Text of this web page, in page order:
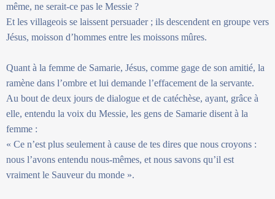
même, ne serait-ce pas le Messie ?
Et les villageois se laissent persuader ; ils descendent en groupe vers
Jésus, moisson d’hommes entre les moissons mûres.
Quant à la femme de Samarie, Jésus, comme gage de son amitié, la
ramène dans l’ombre et lui demande l’effacement de la servante.
Au bout de deux jours de dialogue et de catéchèse, ayant, grâce à
elle, entendu la voix du Messie, les gens de Samarie disent à la
femme :
« Ce n’est plus seulement à cause de tes dires que nous croyons :
nous l’avons entendu nous-mêmes, et nous savons qu’il est
vraiment le Sauveur du monde ».